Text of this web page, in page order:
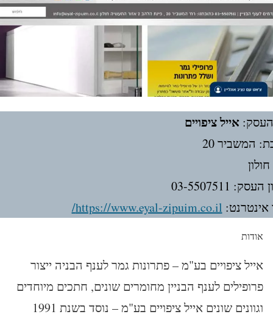
אייל ציפויים
המשביר 20
03-5507511
https://www.eyal-zipuim.co.il/
אודות
אייל ציפויים בע"מ – פתרונות גמר לענף הבניה ייצור
פרופילים לענף הבניין מחומרים שונים, חתכים מיוחדים
וגוונים שונים אייל ציפויים בע"מ – נוסד בשנת 1991